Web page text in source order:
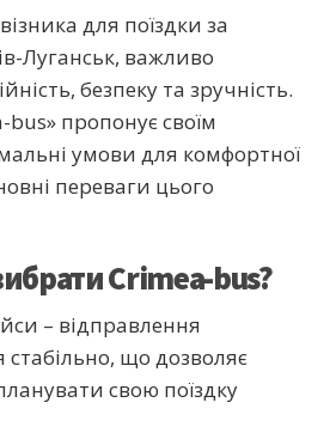
для поїздки за
Луганськ, важливо
безпеку та зручність.
пропонує своїм
умови для комфортної
переваги цього
Crimea-bus?
– відправлення
стабільно, що дозволяє
свою поїздку